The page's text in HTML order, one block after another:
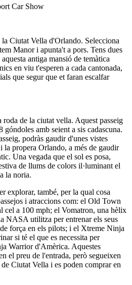
Car Show
Ciutat Vella d'Orlando. Selecciona
Manor i apunta't a pors. Tens dues
antiga mansió de temàtica
en viu t'esperen a cada cantonada,
que segur que et faran escalfar
de la ciutat vella. Aquest passeig
amb seient a sis cadascuna.
podràs gaudir d'unes vistes
la propera Orlando, a més de gaudir
Una vegada que el sol es posa,
de llums de colors il·luminant el
la noria.
explorar, també, per la qual cosa
i atraccions com: el Old Town
cel a 100 mph; el Vomatron, una hèlix
NASA utilitza per entrenar els seus
força en els pilots; i el Xtreme Ninja
si té el que es necessita per
Warrior d'Amèrica. Aquestes
el preu de l'entrada, però segueixen
Ciutat Vella i es poden comprar en